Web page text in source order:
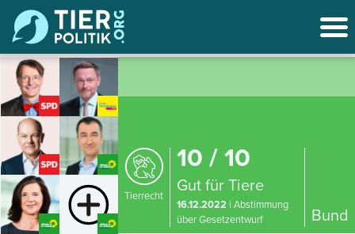
Tierrecht
10 / 10
Gut für Tiere
16.12.2022 | Abstimmung
über Gesetzentwurf
Bund